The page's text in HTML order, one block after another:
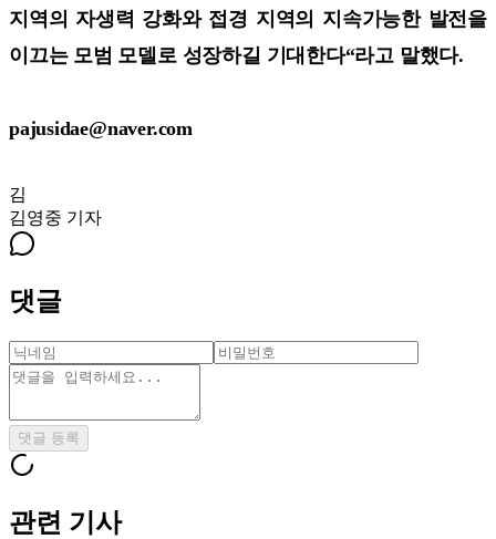
지역의 자생력 강화와 접경 지역의 지속가능한 발전을
이끄는 모범 모델로 성장하길 기대한다“라고 말했다.
pajusidae@naver.com
김
김영중 기자
댓글
댓글 등록
관련 기사